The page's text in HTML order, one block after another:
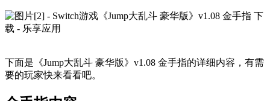
下面是《Jump大乱斗 豪华版》v1.08 金手指的详细内容，有需
要的玩家快来看看吧。